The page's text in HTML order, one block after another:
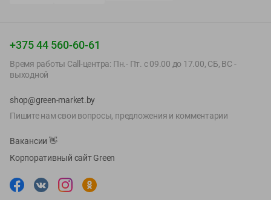
+375 44 560-60-61
Время работы Call-центра: Пн.- Пт. с 09.00 до 17.00, СБ, ВС -
выходной
shop@green-market.by
Пишите нам свои вопросы, предложения и комментарии
Вакансии 👋
Корпоративный сайт Green